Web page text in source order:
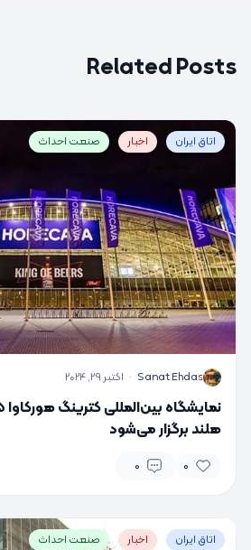
Related Posts
اتاق ایران اخبار صنعت احداث
S
Sanat Ehdas
· اکتبر 29, 2024
هلند برگزار می‌شود
0
0
اتاق ایران اخبار صنعت احداث